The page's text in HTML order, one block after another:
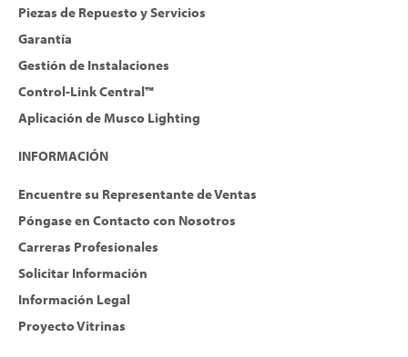
Piezas de Repuesto y Servicios
Garantía
Gestión de Instalaciones
Control-Link Central™
Aplicación de Musco Lighting
INFORMACIÓN
Encuentre su Representante de Ventas
Póngase en Contacto con Nosotros
Carreras Profesionales
Solicitar Información
Información Legal
Proyecto Vitrinas